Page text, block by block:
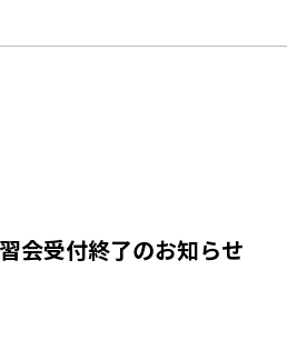
会受付終了のお知らせ